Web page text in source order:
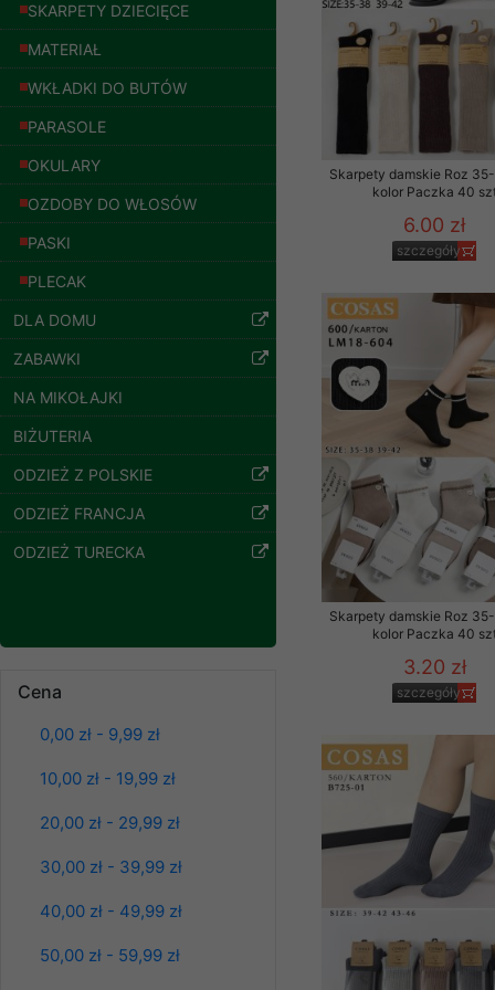
SKARPETY DZIECIĘCE
MATERIAŁ
WKŁADKI DO BUTÓW
PARASOLE
OKULARY
OZDOBY DO WŁOSÓW
PASKI
PLECAK
DLA DOMU
ZABAWKI
NA MIKOŁAJKI
BIŻUTERIA
ODZIEŻ Z POLSKIE
ODZIEŻ FRANCJA
ODZIEŻ TURECKA
Cena
0,00 zł - 9,99 zł
10,00 zł - 19,99 zł
20,00 zł - 29,99 zł
30,00 zł - 39,99 zł
40,00 zł - 49,99 zł
50,00 zł - 59,99 zł
Bluzy damskie Roz
54.00 zł
szczegóły
L-3XL. 1 kolor.
39.00 zł
Skarpety damskie Roz
kolor Paczka 40
6.00 zł
szczegóły
Skarpety damskie Roz
kolor Paczka 40
3.20 zł
szczegóły
znajdziesz
Potrzebujemy na to
Jeżeli klikniesz
Wyrażenie zgody jest
wpływa na zgodność
Dodatkowe
Twoich danych,
podejmowaniu
Polityka prywatności
Polityka prywatności
Zapewniamy naszym
Dane osobowe
Klientów
ochronie danych
serwerach
pracownicy Sklepu.
Każdy Klient, który
Sklep nie
prawa organów
Nasz Sklep posługuje
przez nasz serwer i
jego indywidualnych
opcję przyjmowania
może wpłynąć na
Klienta przechowują
• sesji
• ostatnio